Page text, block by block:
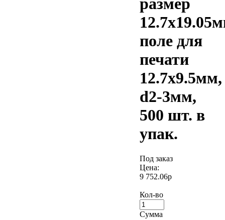
размер
поле для
печати
12.7x9.5мм,
d2-3мм,
500 шт. в
упак.
Под заказ
Цена:
9 752.06р
Кол-во
Сумма